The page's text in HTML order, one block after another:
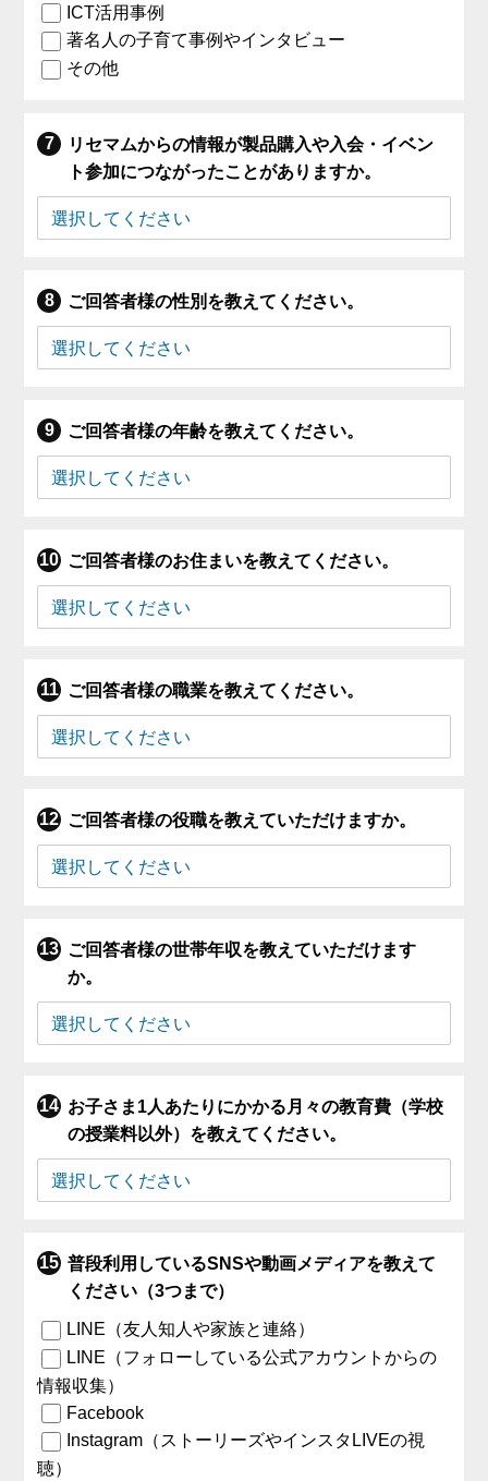
ICT活用事例
著名人の子育て事例やインタビュー
その他
リセマムからの情報が製品購入や入会・イベン
ト参加につながったことがありますか。
ご回答者様の性別を教えてください。
ご回答者様の年齢を教えてください。
ご回答者様のお住まいを教えてください。
ご回答者様の職業を教えてください。
ご回答者様の役職を教えていただけますか。
ご回答者様の世帯年収を教えていただけます
か。
お子さま1人あたりにかかる月々の教育費（学校
の授業料以外）を教えてください。
普段利用しているSNSや動画メディアを教えて
ください（3つまで）
LINE（友人知人や家族と連絡）
LINE（フォローしている公式アカウントからの
情報収集）
Facebook
Instagram（ストーリーズやインスタLIVEの視
聴）